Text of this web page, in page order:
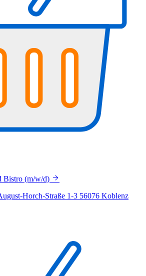
Bistro (m/w/d)
Horch-Straße 1-3 56076 Koblenz